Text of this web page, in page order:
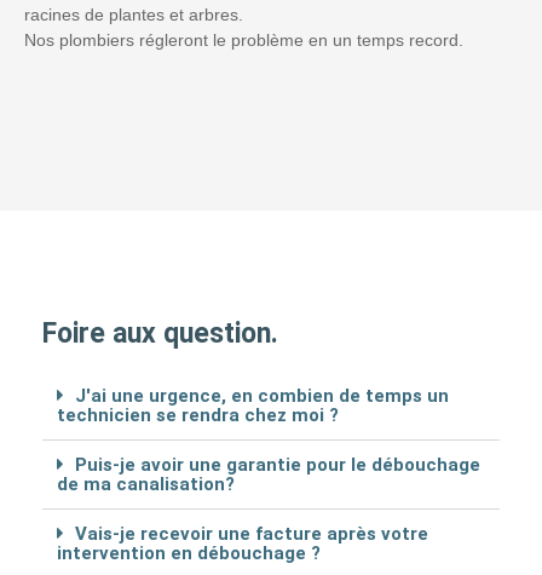
racines de plantes et arbres.
Nos plombiers régleront le problème en un temps record.
Foire aux question.
J'ai une urgence, en combien de temps un
technicien se rendra chez moi ?
Puis-je avoir une garantie pour le débouchage
de ma canalisation?
Vais-je recevoir une facture après votre
intervention en débouchage ?